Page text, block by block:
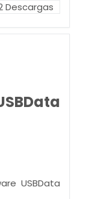
Descargas
USBData